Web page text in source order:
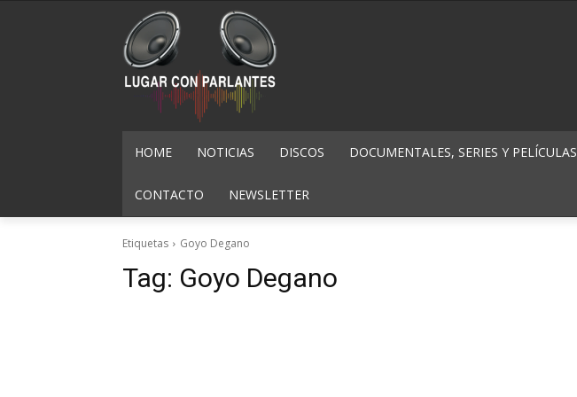
HOME NOTICIAS DISCOS DOCUMENTALES, SERIES Y PELÍCULAS
CONTACTO NEWSLETTER
Etiquetas Goyo Degano
Tag: Goyo Degano